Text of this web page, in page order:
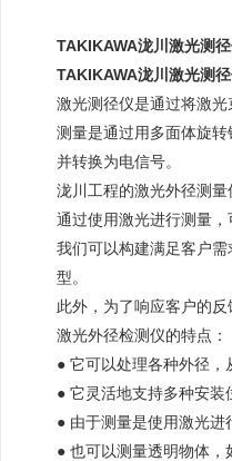
TAKIKAWA泷川激光测
TAKIKAWA泷川激光测
激光测径仪是通过将激
测量是通过用多面体旋
并转换为电信号。
泷川工程的激光外径测
通过使用激光进行测量
我们可以构建满足客户
型。
此外，为了响应客户的
激光外径检测仪的特点：
● 它可以处理各种外径
● 它灵活地支持多种安
● 由于测量是使用激光
● 也可以测量透明物体，